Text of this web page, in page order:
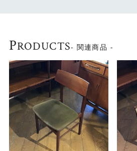
PRODUCTS- 関連商品 -